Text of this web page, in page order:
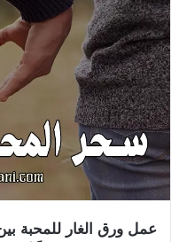
عمل ورق الغار للمحبة